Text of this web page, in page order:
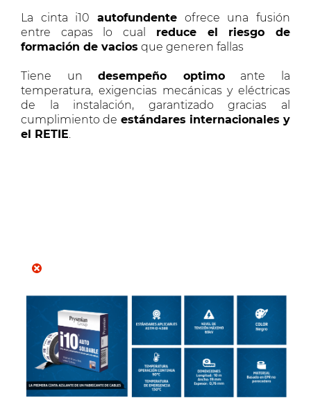
La cinta i10 autofundente ofrece una fusión
entre capas lo cual reduce el riesgo de
formación de vacios que generen fallas
Tiene undesempeño optimoante la
temperatura, exigencias mecánicas y eléctricas
de la instalación, garantizado gracias al
cumplimiento de estándares internacionales y
el RETIE.